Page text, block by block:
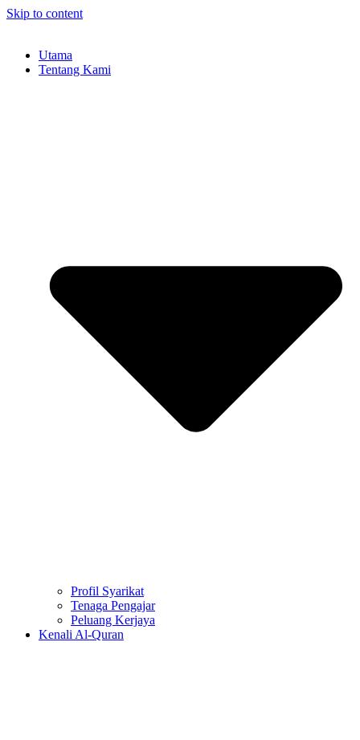
Skip to content
Utama
Tentang Kami
Profil Syarikat
Tenaga Pengajar
Peluang Kerjaya
Kenali Al-Quran